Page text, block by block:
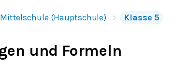
Mittelschule (Hauptschule) Klasse 5
und Formeln